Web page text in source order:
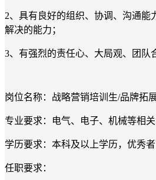
2、具有良好的组织、协调、沟通能
解决的能力；
3、有强烈的责任心、大局观、团队
岗位名称：战略营销培训生/品牌拓
专业要求：电气、电子、机械等相
学历要求：本科及以上学历，优秀
任职要求：